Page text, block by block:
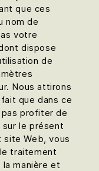
que ces
nom de
votre
dispose
de
Nous attirons
que dans ce
profiter de
le présent
site Web, vous
traitement
manière et